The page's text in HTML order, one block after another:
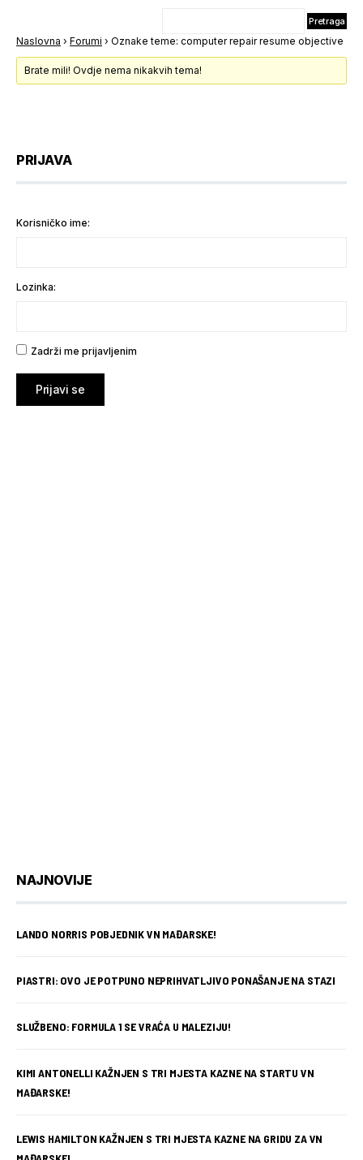
Naslovna › Forumi › Oznake teme: computer repair resume objective
Brate mili! Ovdje nema nikakvih tema!
PRIJAVA
Korisničko ime:
Lozinka:
Zadrži me prijavljenim
Prijavi se
NAJNOVIJE
LANDO NORRIS POBJEDNIK VN MAĐARSKE!
PIASTRI: OVO JE POTPUNO NEPRIHVATLJIVO PONAŠANJE NA STAZI
SLUŽBENO: FORMULA 1 SE VRAĆA U MALEZIJU!
KIMI ANTONELLI KAŽNJEN S TRI MJESTA KAZNE NA STARTU VN
MAĐARSKE!
LEWIS HAMILTON KAŽNJEN S TRI MJESTA KAZNE NA GRIDU ZA VN